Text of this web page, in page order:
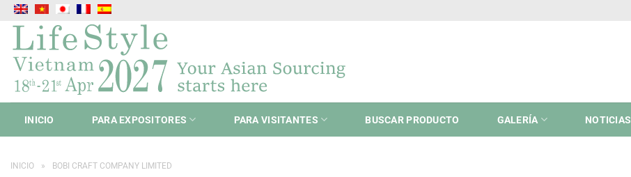
Saltar
contenido
INICIO PARA EXPOSITORES PARA VISITANTES BUSCAR PRODUCTO GALERÍA NOTICIAS
INICIO » BOBI CRAFT COMPANY LIMITED